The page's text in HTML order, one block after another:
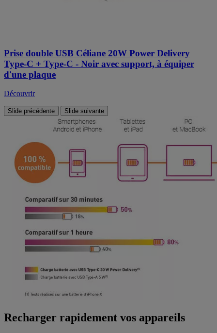
Prise double USB Céliane 20W Power Delivery
Type-C + Type-C - Noir avec support, à équiper
d'une plaque
Découvrir
Slide précédente Slide suivante
Recharger rapidement vos appareils